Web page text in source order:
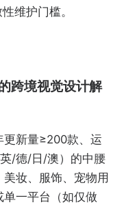
维护门槛。
跨境视觉设计解
更新量≥200款、运
/德/日/澳）的中腰
妆、服饰、宠物用
一平台（如仅做